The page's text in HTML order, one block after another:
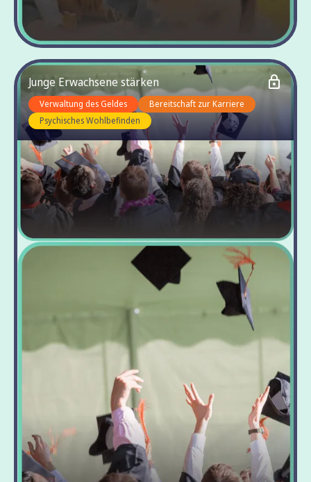
Junge Erwachsene stärken
Verwaltung des Geldes
Bereitschaft zur Karriere
Psychisches Wohlbefinden